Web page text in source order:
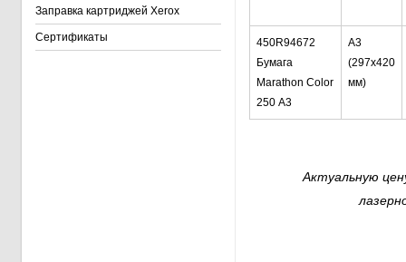
Заправка картриджей Xerox
Сертификаты
450R94672
Бумага
Marathon Color
250 А3
А3
(297x420
мм)
Актуальную